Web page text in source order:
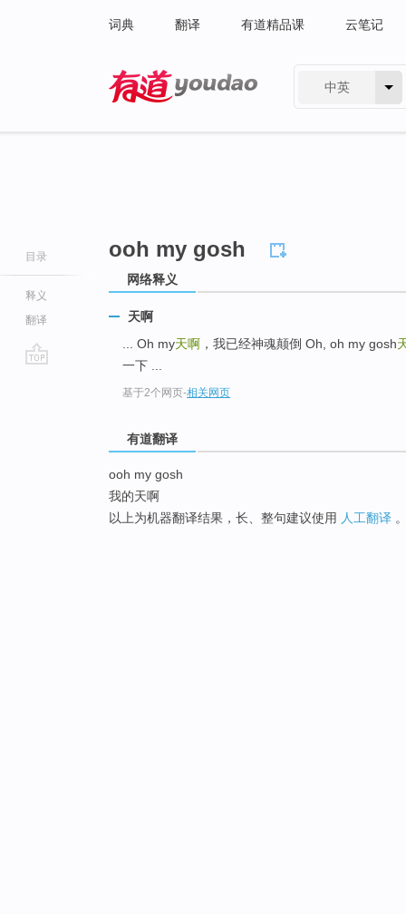
词典 翻译 有道精品课 云笔记
中英
目录
释义
翻译
ooh my gosh
网络释义
天啊
... Oh my天啊 ，我已经神魂颠倒 Oh, oh my gosh
一下 ...
基于2个网页-相关网页
有道翻译
ooh my gosh
我的天啊
以上为机器翻译结果，长、整句建议使用 人工翻译